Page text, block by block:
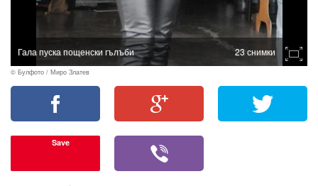
Гала пуска пощенски гълъби 23 снимки
© Булфото / Миро Златев
Save